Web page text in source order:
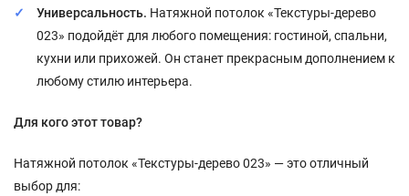
Универсальность. Натяжной потолок «Текстуры-дерево
023» подойдёт для любого помещения: гостиной, спальни,
кухни или прихожей. Он станет прекрасным дополнением к
любому стилю интерьера.
Для кого этот товар?
Натяжной потолок «Текстуры-дерево 023» — это отличный
выбор для: